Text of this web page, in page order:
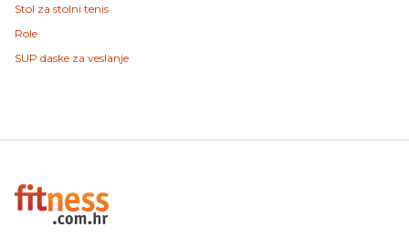
Stol za stolni tenis
Role
SUP daske za veslanje